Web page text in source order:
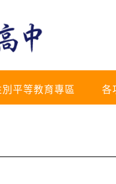
別平等教育專區 各